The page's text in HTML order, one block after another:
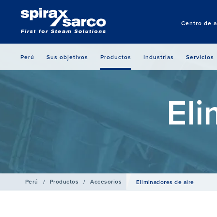
Centro de
Perú Sus objetivos Productos Industrias Servicios
Perú / Productos / Accesorios Eliminadores de aire